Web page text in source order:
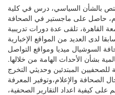
بالشأن السياسي، درس في كلية
حاصل على ماجستير في الصحافة
القاهرة، تلقى عدة دورات تدريبية
لدى العديد من المواقع الإخبارية
السوشيال ميديا ومواقع التواصل
بشأن الأحداث الهامة من خلالها.
المبتدئين وحديثي التخرج
الصحافة والإعلام،وتوفير المعرفة
على كيفية اعداد التقارير الصحفية،